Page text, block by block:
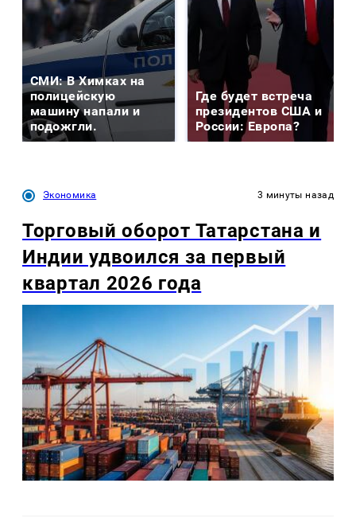
СМИ: В Химках на
полицейскую
машину напали и
подожгли.
Где будет встреча
президентов США и
России: Европа?
Экономика 3 минуты назад
Торговый оборот Татарстана и
Индии удвоился за первый
квартал 2026 года